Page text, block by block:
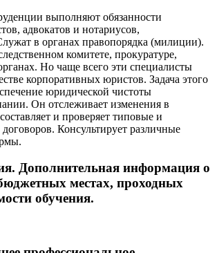
выполняют обязанности
адвокатов и нотариусов,
в органах правопорядка (милиции).
комитете, прокуратуре,
Но чаще всего эти специалисты
корпоративных юристов. Задача этого
юридической чистоты
Он отслеживает изменения в
и проверяет типовые и
Консультирует различные
Дополнительная информация о
местах, проходных
обучения.